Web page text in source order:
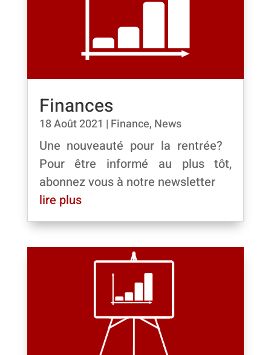
Finances
18 Août 2021 | Finance, News
Une nouveauté pour la rentrée?
Pour être informé au plus tôt,
abonnez vous à notre newsletter
lire plus